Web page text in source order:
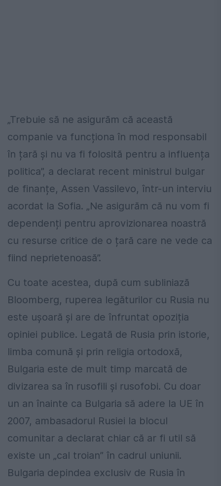
„Trebuie să ne asigurăm că această
companie va funcționa în mod responsabil
în țară și nu va fi folosită pentru a influența
politica”, a declarat recent ministrul bulgar
de finanțe, Assen Vassilevo, într-un interviu
acordat la Sofia. „Ne asigurăm că nu vom fi
dependenți pentru aprovizionarea noastră
cu resurse critice de o țară care ne vede ca
fiind neprietenoasă”.
Cu toate acestea, după cum subliniază
Bloomberg, ruperea legăturilor cu Rusia nu
este ușoară și are de înfruntat opoziția
opiniei publice. Legată de Rusia prin istorie,
limba comună și prin religia ortodoxă,
Bulgaria este de mult timp marcată de
divizarea sa în rusofili și rusofobi. Cu doar
un an înainte ca Bulgaria să adere la UE în
2007, ambasadorul Rusiei la blocul
comunitar a declarat chiar că ar fi util să
existe un „cal troian” în cadrul uniunii.
Bulgaria depindea exclusiv de Rusia în